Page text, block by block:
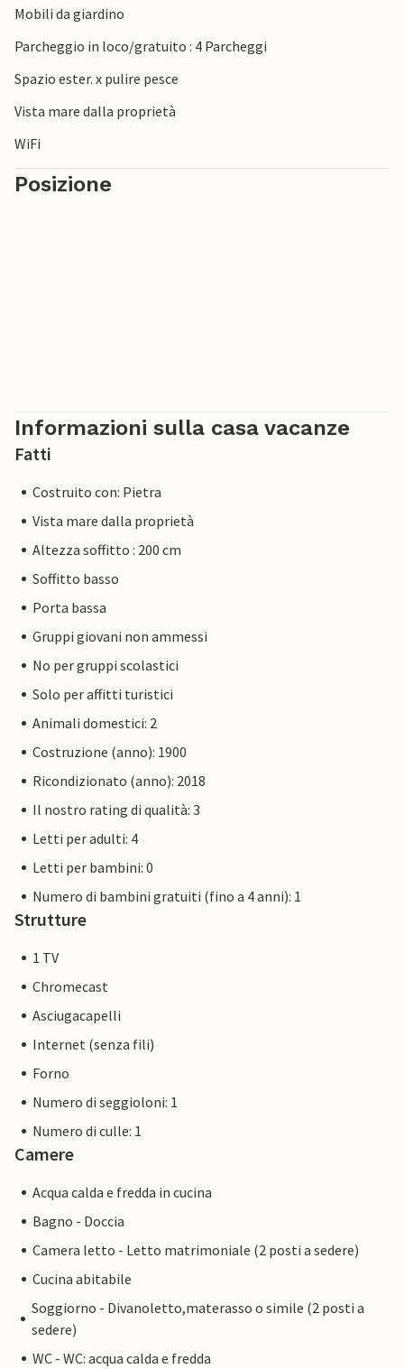
Mobili da giardino
Parcheggio in loco/gratuito : 4 Parcheggi
Spazio ester. x pulire pesce
Vista mare dalla proprietà
WiFi
Posizione
Informazioni sulla casa vacanze
Fatti
Costruito con: Pietra
Vista mare dalla proprietà
Altezza soffitto : 200 cm
Soffitto basso
Porta bassa
Gruppi giovani non ammessi
No per gruppi scolastici
Solo per affitti turistici
Animali domestici: 2
Costruzione (anno): 1900
Ricondizionato (anno): 2018
Il nostro rating di qualità: 3
Letti per adulti: 4
Letti per bambini: 0
Numero di bambini gratuiti (fino a 4 anni): 1
Strutture
1 TV
Chromecast
Asciugacapelli
Internet (senza fili)
Forno
Numero di seggioloni: 1
Numero di culle: 1
Camere
Acqua calda e fredda in cucina
Bagno - Doccia
Camera letto - Letto matrimoniale (2 posti a sedere)
Cucina abitabile
Soggiorno - Divanoletto,materasso o simile (2 posti a
sedere)
WC - WC: acqua calda e fredda